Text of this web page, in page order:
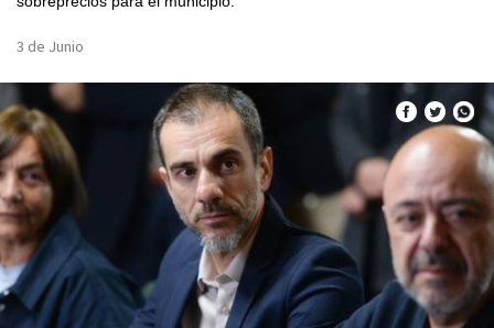
3 de Junio